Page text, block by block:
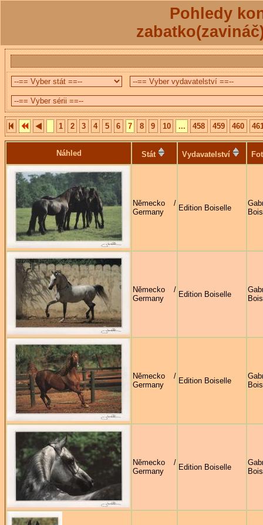
Pohledy
1 2 3 4 5 6 7 8 9 10 ... 458 459 460
Náhled Stát Vydavatelství
Německo /
Germany
Edition Boiselle
Německo /
Germany
Edition Boiselle
Německo /
Germany
Edition Boiselle
Německo /
Germany
Edition Boiselle